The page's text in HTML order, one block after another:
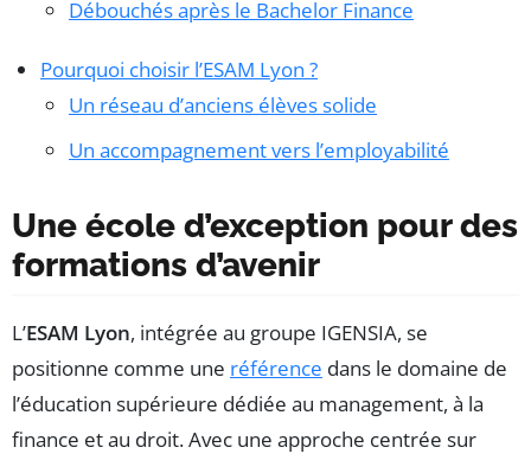
Débouchés après le Bachelor Finance
Pourquoi choisir l’ESAM Lyon ?
Un réseau d’anciens élèves solide
Un accompagnement vers l’employabilité
Une école d’exception pour des
formations d’avenir
L’ESAM Lyon, intégrée au groupe IGENSIA, se
positionne comme une référence dans le domaine de
l’éducation supérieure dédiée au management, à la
finance et au droit. Avec une approche centrée sur